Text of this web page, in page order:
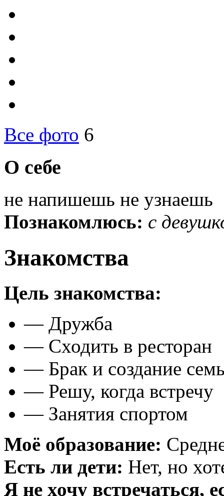
Все фото 6
О себе
не напишешь не узнаешь
Познакомлюсь: с
Знакомства
Цель знакомства:
— Дружба
— Сходить в ресторан
— Брак и создание
— Решу, когда встречу
— Занятия спортом
Моё образование:
Есть ли дети: Нет, но
Я не хочу встречаться,